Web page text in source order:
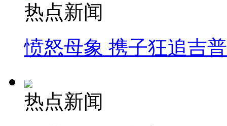
热点新闻
愤怒母象 携子狂追吉
热点新闻